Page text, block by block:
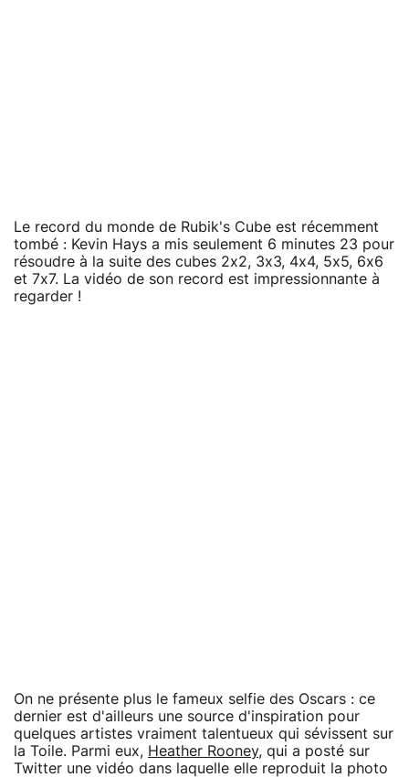
Le record du monde de Rubik's Cube est récemment
tombé : Kevin Hays a mis seulement 6 minutes 23 pour
résoudre à la suite des cubes 2x2, 3x3, 4x4, 5x5, 6x6
et 7x7. La vidéo de son record est impressionnante à
regarder !
On ne présente plus le fameux selfie des Oscars : ce
dernier est d'ailleurs une source d'inspiration pour
quelques artistes vraiment talentueux qui sévissent sur
la Toile. Parmi eux, Heather Rooney, qui a posté sur
Twitter une vidéo dans laquelle elle reproduit la photo